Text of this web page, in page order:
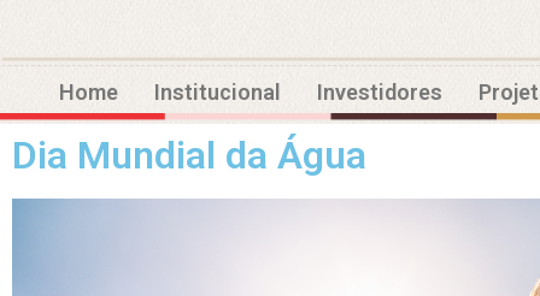
Home Institucional Investidores
Dia Mundial da Água